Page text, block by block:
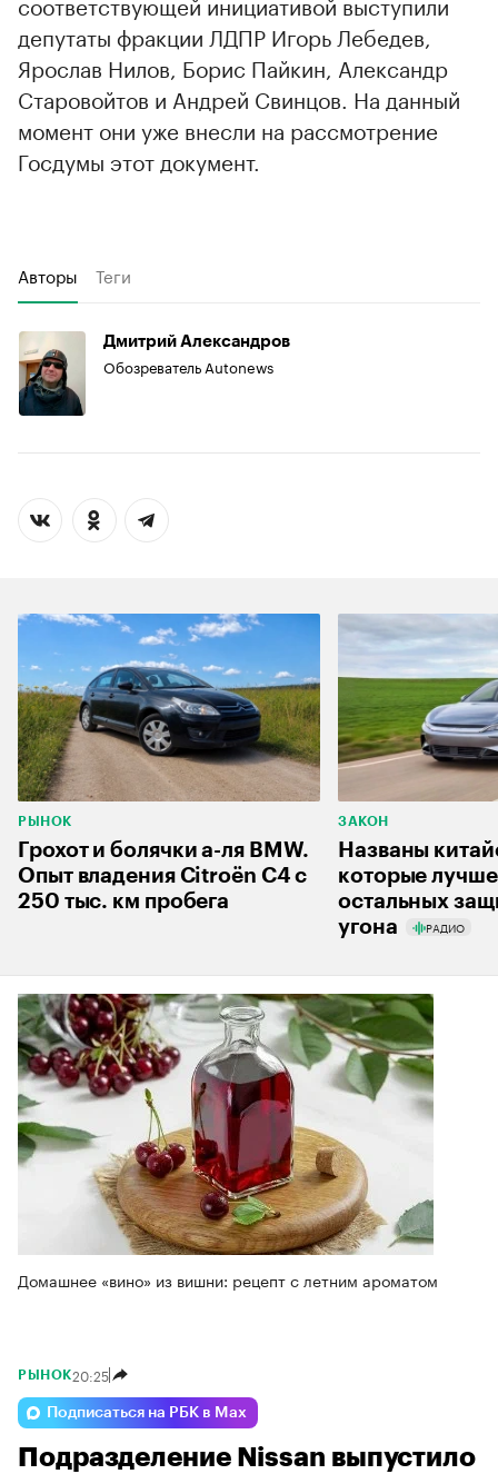
депутаты фракции ЛДПР Игорь Лебедев,
Ярослав Нилов, Борис Пайкин, Александр
Старовойтов и Андрей Свинцов. На данный
момент они уже внесли на рассмотрение
Госдумы этот документ.
Авторы Теги
Дмитрий Александров
Обозреватель Autonews
РЫНОК
Грохот и болячки а-ля BMW.
Опыт владения Citroёn C4 с
250 тыс. км пробега
ЗАКОН
Названы
которые
остальных
угона
РАДИО
Домашнее «вино» из вишни: рецепт с летним ароматом
РЫНОК20:25
Подписаться на РБК в Max
Подразделение Nissan выпустило